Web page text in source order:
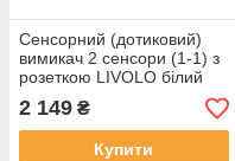
Сенсорний (дотиковий)
вимикач 2 сенсори (1-1) з
розеткою LIVOLO білий
2 149 ₴
Купити